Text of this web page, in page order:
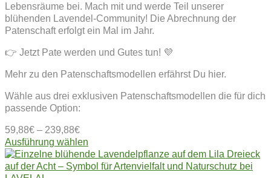
Lebensräume bei. Mach mit und werde Teil unserer
blühenden Lavendel-Community! Die Abrechnung der
Patenschaft erfolgt ein Mal im Jahr.
👉 Jetzt Pate werden und Gutes tun! 💜
Mehr zu den Patenschaftsmodellen erfährst Du hier.
Wähle aus drei exklusiven Patenschaftsmodellen die für dich
passende Option:
59,88€ – 239,88€
Ausführung wählen
Produkt
weist